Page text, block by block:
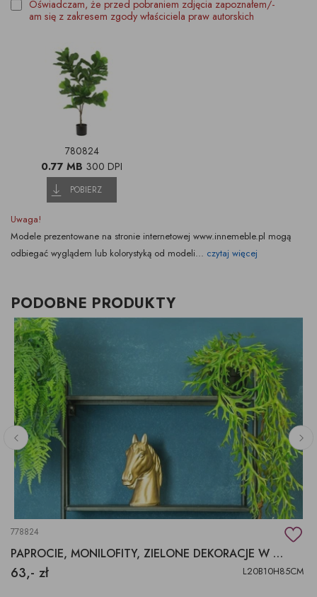
Oświadczam, że przed pobraniem zdjęcia zapoznałem/-
am się z zakresem zgody właściciela praw autorskich
780824
0.77 MB 300 DPI
POBIERZ
Uwaga!
Modele prezentowane na stronie internetowej www.innemeble.pl mogą
odbiegać wyglądem lub kolorystyką od modeli... czytaj więcej
PODOBNE PRODUKTY
778824
PAPROCIE, MONILOFITY, ZIELONE DEKORACJE W DOMU
63,- zł L20B10H85CM